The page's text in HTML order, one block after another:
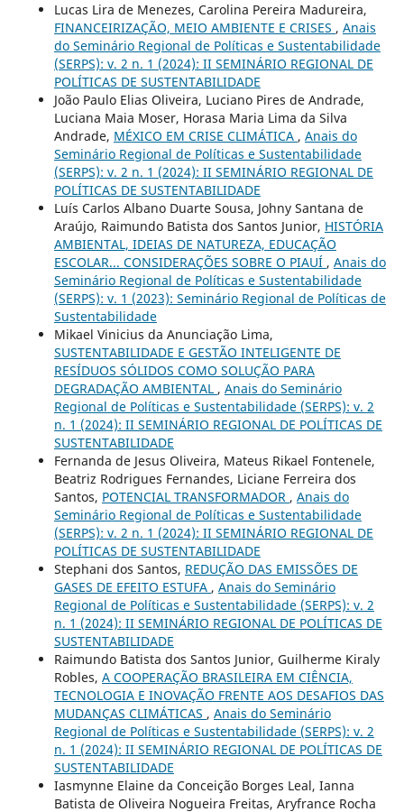
Lucas Lira de Menezes, Carolina Pereira Madureira,
FINANCEIRIZAÇÃO, MEIO AMBIENTE E CRISES , Anais
do Seminário Regional de Políticas e Sustentabilidade
(SERPS): v. 2 n. 1 (2024): II SEMINÁRIO REGIONAL DE
POLÍTICAS DE SUSTENTABILIDADE
João Paulo Elias Oliveira, Luciano Pires de Andrade,
Luciana Maia Moser, Horasa Maria Lima da Silva
Andrade, MÉXICO EM CRISE CLIMÁTICA , Anais do
Seminário Regional de Políticas e Sustentabilidade
(SERPS): v. 2 n. 1 (2024): II SEMINÁRIO REGIONAL DE
POLÍTICAS DE SUSTENTABILIDADE
Luís Carlos Albano Duarte Sousa, Johny Santana de
Araújo, Raimundo Batista dos Santos Junior, HISTÓRIA
AMBIENTAL, IDEIAS DE NATUREZA, EDUCAÇÃO
ESCOLAR... CONSIDERAÇÕES SOBRE O PIAUÍ , Anais do
Seminário Regional de Políticas e Sustentabilidade
(SERPS): v. 1 (2023): Seminário Regional de Políticas de
Sustentabilidade
Mikael Vinicius da Anunciação Lima,
SUSTENTABILIDADE E GESTÃO INTELIGENTE DE
RESÍDUOS SÓLIDOS COMO SOLUÇÃO PARA
DEGRADAÇÃO AMBIENTAL , Anais do Seminário
Regional de Políticas e Sustentabilidade (SERPS): v. 2
n. 1 (2024): II SEMINÁRIO REGIONAL DE POLÍTICAS DE
SUSTENTABILIDADE
Fernanda de Jesus Oliveira, Mateus Rikael Fontenele,
Beatriz Rodrigues Fernandes, Liciane Ferreira dos
Santos, POTENCIAL TRANSFORMADOR , Anais do
Seminário Regional de Políticas e Sustentabilidade
(SERPS): v. 2 n. 1 (2024): II SEMINÁRIO REGIONAL DE
POLÍTICAS DE SUSTENTABILIDADE
Stephani dos Santos, REDUÇÃO DAS EMISSÕES DE
GASES DE EFEITO ESTUFA , Anais do Seminário
Regional de Políticas e Sustentabilidade (SERPS): v. 2
n. 1 (2024): II SEMINÁRIO REGIONAL DE POLÍTICAS DE
SUSTENTABILIDADE
Raimundo Batista dos Santos Junior, Guilherme Kiraly
Robles, A COOPERAÇÃO BRASILEIRA EM CIÊNCIA,
TECNOLOGIA E INOVAÇÃO FRENTE AOS DESAFIOS DAS
MUDANÇAS CLIMÁTICAS , Anais do Seminário
Regional de Políticas e Sustentabilidade (SERPS): v. 2
n. 1 (2024): II SEMINÁRIO REGIONAL DE POLÍTICAS DE
SUSTENTABILIDADE
Iasmynne Elaine da Conceição Borges Leal, Ianna
Batista de Oliveira Nogueira Freitas, Aryfrance Rocha